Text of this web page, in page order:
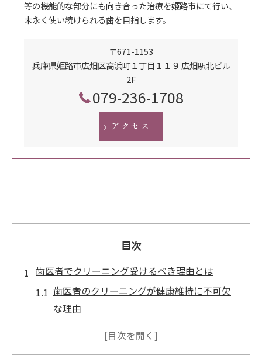
等の機能的な部分にも向き合った治療を姫路市にて行い、
末永く使い続けられる歯を目指します。
〒671-1153
兵庫県姫路市広畑区高浜町１丁目１１９ 広畑駅北ビル
2F
079-236-1708
アクセス
目次
歯医者でクリーニング受けるべき理由とは
歯医者のクリーニングが健康維持に不可欠
な理由
クリーニングと歯石除去で虫歯予防を徹底